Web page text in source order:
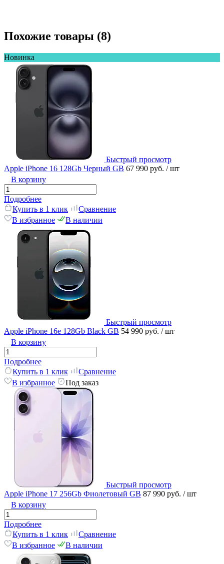
Похожие товары (8)
Новинка
Быстрый просмотр
Apple iPhone 16 128Gb Черный GB 67 990 руб. / шт
В корзину
Подробнее
Купить в 1 клик
Сравнение
В избранное
В наличии
Быстрый просмотр
Apple iPhone 16e 128Gb Black GB 54 990 руб. / шт
В корзину
Подробнее
Купить в 1 клик
Сравнение
В избранное
Под заказ
Быстрый просмотр
Apple iPhone 17 256Gb Фиолетовый GB 87 990 руб. / шт
В корзину
Подробнее
Купить в 1 клик
Сравнение
В избранное
В наличии